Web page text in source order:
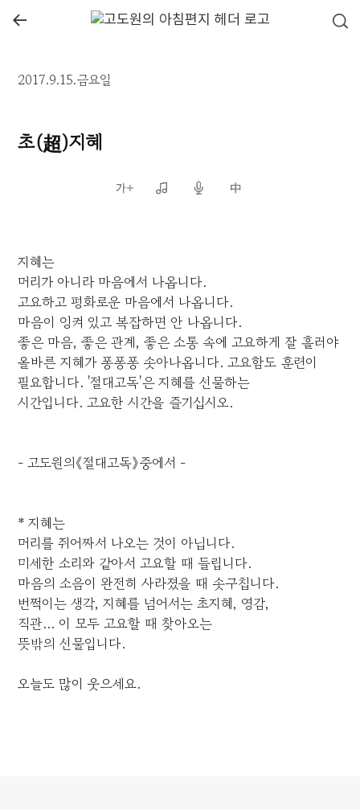
←
2017.9.15.금요일
초(超)지혜
지혜는
머리가 아니라 마음에서 나옵니다.
고요하고 평화로운 마음에서 나옵니다.
마음이 엉켜 있고 복잡하면 안 나옵니다.
좋은 마음, 좋은 관계, 좋은 소통 속에 고요하게 잘 흘러야
올바른 지혜가 퐁퐁퐁 솟아나옵니다. 고요함도 훈련이
필요합니다. '절대고독'은 지혜를 선물하는
시간입니다. 고요한 시간을 즐기십시오.
- 고도원의《절대고독》중에서 -
* 지혜는
머리를 쥐어짜서 나오는 것이 아닙니다.
미세한 소리와 같아서 고요할 때 들립니다.
마음의 소음이 완전히 사라졌을 때 솟구칩니다.
번쩍이는 생각, 지혜를 넘어서는 초지혜, 영감,
직관... 이 모두 고요할 때 찾아오는
뜻밖의 선물입니다.
오늘도 많이 웃으세요.